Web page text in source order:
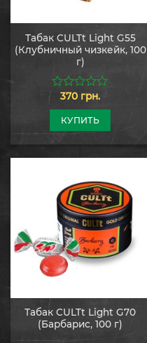
Табак CULTt Light G55
(Клубничный чизкейк, 100
г)
из
370 грн.
КУПИТЬ
Табак CULTt Light G70
(Барбарис, 100 г)